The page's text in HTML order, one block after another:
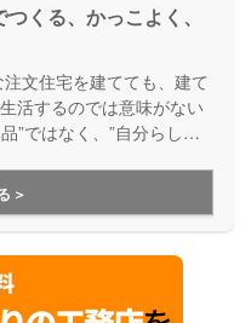
くる、かっこよく、
文住宅を建てても、建て
活するのでは意味がない
”ではなく、”自分らしさ
ンスの両立を実現してく
支払いできる価格で、理
＞